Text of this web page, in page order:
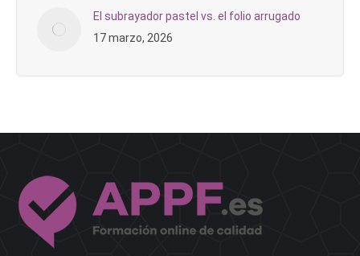
El subrayador pastel vs. el folio arrugado
17 marzo, 2026